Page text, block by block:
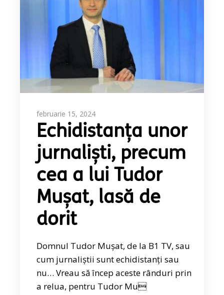
februarie 15, 2024
Echidistanța unor
jurnaliști, precum
cea a lui Tudor
Mușat, lasă de
dorit
Domnul Tudor Mușat, de la B1 TV, sau
cum jurnaliștii sunt echidistanți sau
nu… Vreau să încep aceste rânduri prin
a relua, pentru Tudor Mu